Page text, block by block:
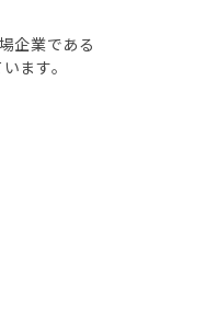
企業である
ます。